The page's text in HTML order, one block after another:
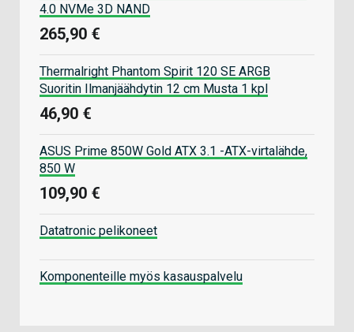
4.0 NVMe 3D NAND
265,90 €
Thermalright Phantom Spirit 120 SE ARGB
Suoritin Ilmanjäähdytin 12 cm Musta 1 kpl
46,90 €
ASUS Prime 850W Gold ATX 3.1 -ATX-virtalähde,
850 W
109,90 €
Datatronic pelikoneet
Komponenteille myös kasauspalvelu